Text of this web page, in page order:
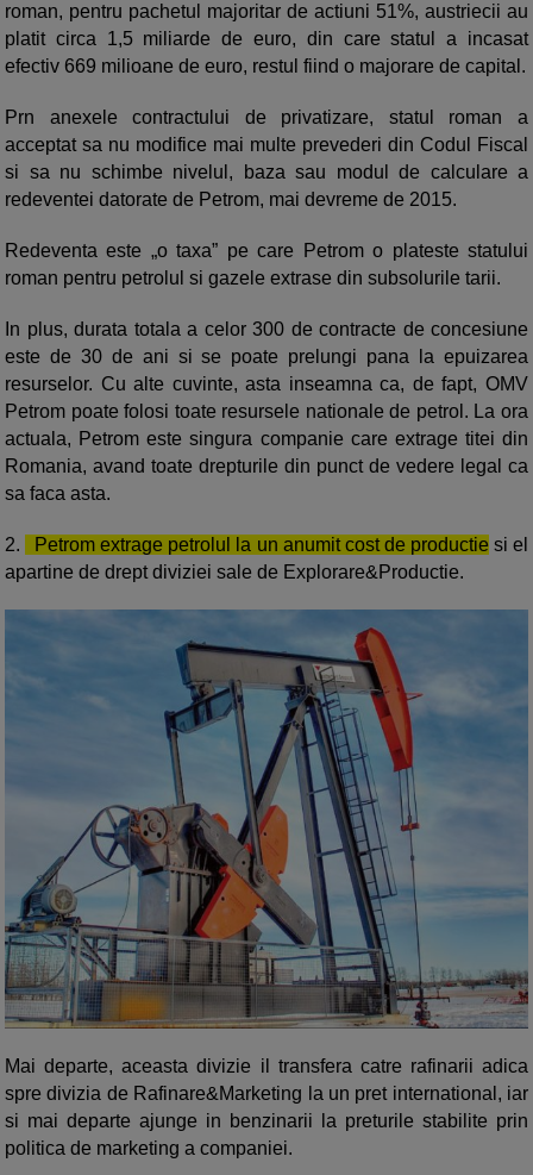
roman, pentru pachetul majoritar de actiuni 51%, austriecii au
platit circa 1,5 miliarde de euro, din care statul a incasat
efectiv 669 milioane de euro, restul fiind o majorare de capital.
Prn anexele contractului de privatizare, statul roman a
acceptat sa nu modifice mai multe prevederi din Codul Fiscal
si sa nu schimbe nivelul, baza sau modul de calculare a
redeventei datorate de Petrom, mai devreme de 2015.
Redeventa este „o taxa” pe care Petrom o plateste statului
roman pentru petrolul si gazele extrase din subsolurile tarii.
In plus, durata totala a celor 300 de contracte de concesiune
este de 30 de ani si se poate prelungi pana la epuizarea
resurselor. Cu alte cuvinte, asta inseamna ca, de fapt, OMV
Petrom poate folosi toate resursele nationale de petrol. La ora
actuala, Petrom este singura companie care extrage titei din
Romania, avand toate drepturile din punct de vedere legal ca
sa faca asta.
2. Petrom extrage petrolul la un anumit cost de productie si el
apartine de drept diviziei sale de Explorare&Productie.
Mai departe, aceasta divizie il transfera catre rafinarii adica
spre divizia de Rafinare&Marketing la un pret international, iar
si mai departe ajunge in benzinarii la preturile stabilite prin
politica de marketing a companiei.